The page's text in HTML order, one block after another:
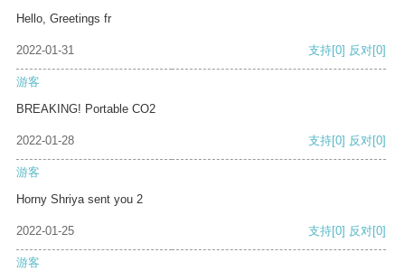
Hello, Greetings fr
2022-01-31 支持[0] 反对[0]
游客
BREAKING! Portable CO2
2022-01-28 支持[0] 反对[0]
游客
Horny Shriya sent you 2
2022-01-25 支持[0] 反对[0]
游客